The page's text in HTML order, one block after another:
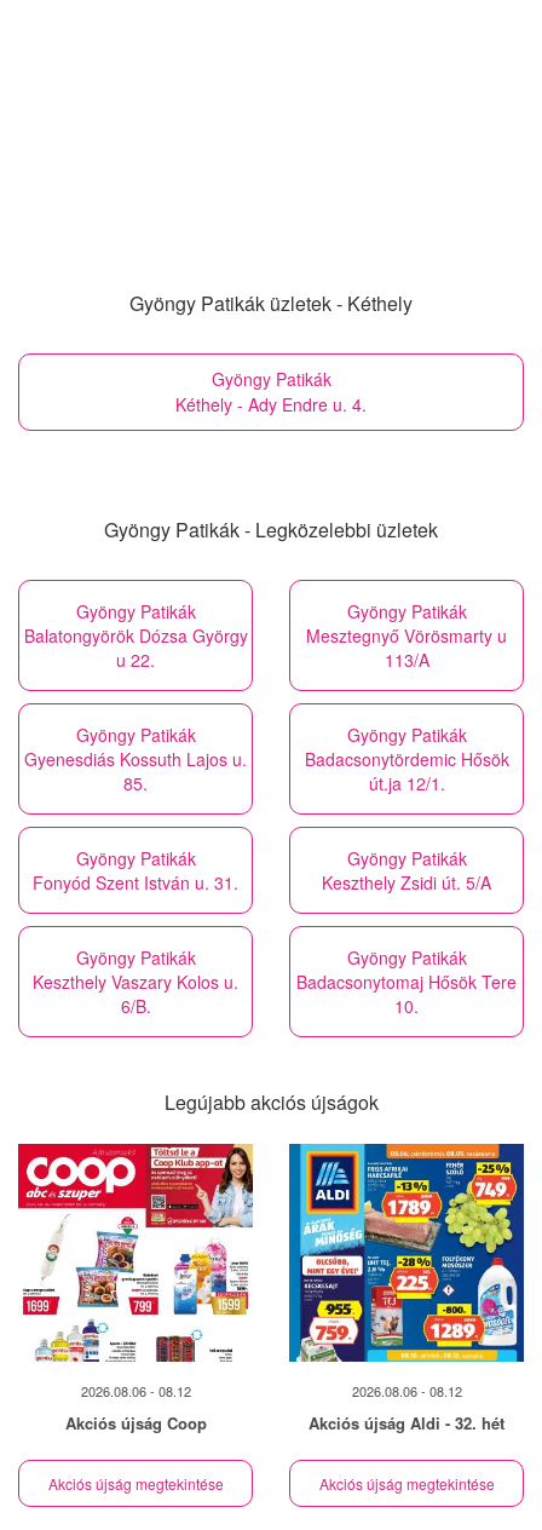
Gyöngy Patikák üzletek - Kéthely
Gyöngy Patikák
Kéthely - Ady Endre u. 4.
Gyöngy Patikák - Legközelebbi üzletek
Gyöngy Patikák
Balatongyörök Dózsa György
u 22.
Gyöngy Patikák
Mesztegnyő Vörösmarty u
113/A
Gyöngy Patikák
Gyenesdiás Kossuth Lajos u.
85.
Gyöngy Patikák
Badacsonytördemic Hősök
út.ja 12/1.
Gyöngy Patikák
Fonyód Szent István u. 31.
Gyöngy Patikák
Keszthely Zsidi út. 5/A
Gyöngy Patikák
Keszthely Vaszary Kolos u.
6/B.
Gyöngy Patikák
Badacsonytomaj Hősök Tere
10.
Legújabb akciós újságok
2026.08.06 - 08.12
Akciós újság Coop
Akciós újság megtekintése
2026.08.06 - 08.12
Akciós újság Aldi - 32. hét
Akciós újság megtekintése